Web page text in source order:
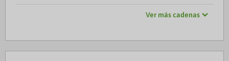
Ver más cadenas